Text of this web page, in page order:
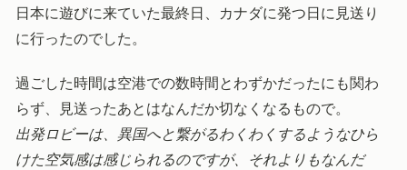
日本に遊びに来ていた最終日、カナダに発つ日に見送り
に行ったのでした。
過ごした時間は空港での数時間とわずかだったにも関わ
らず、見送ったあとはなんだか切なくなるもので。
出発ロビーは、異国へと繋がるわくわくするようなひら
けた空気感は感じられるのですが、それよりもなんだ